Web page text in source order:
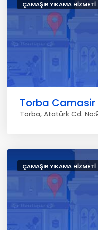
ÇAMAŞIR YIKAMA HIZMETI
Torba Camasir
Torba, Atatürk Cd.
ÇAMAŞIR YIKAMA HIZMETI